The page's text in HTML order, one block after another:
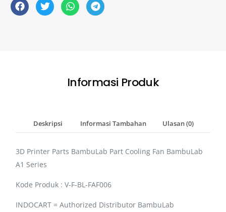
Informasi Produk
Deskripsi Informasi Tambahan Ulasan (0)
3D Printer Parts BambuLab Part Cooling Fan BambuLab
A1 Series
Kode Produk : V-F-BL-FAF006
INDOCART = Authorized Distributor BambuLab